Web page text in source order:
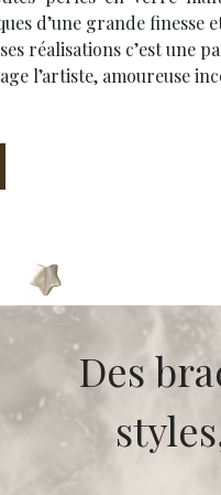
d’une grande finesse
réalisations c’est une
l’artiste, amoureuse
Des